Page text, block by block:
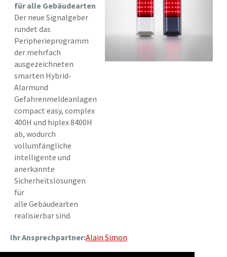
für alle Gebäudearten
Der neue Signalgeber
rundet das
Peripherieprogramm
der mehrfach
ausgezeichneten
smarten Hybrid-
Alarmund
Gefahrenmeldeanlagen
compact easy, complex
400H und hiplex 8400H
ab, wodurch
vollumfängliche
intelligente und
anerkannte
Sicherheitslösungen
für
alle Gebäudearten
realisierbar sind.
Ihr Ansprechpartner:Alain Simon